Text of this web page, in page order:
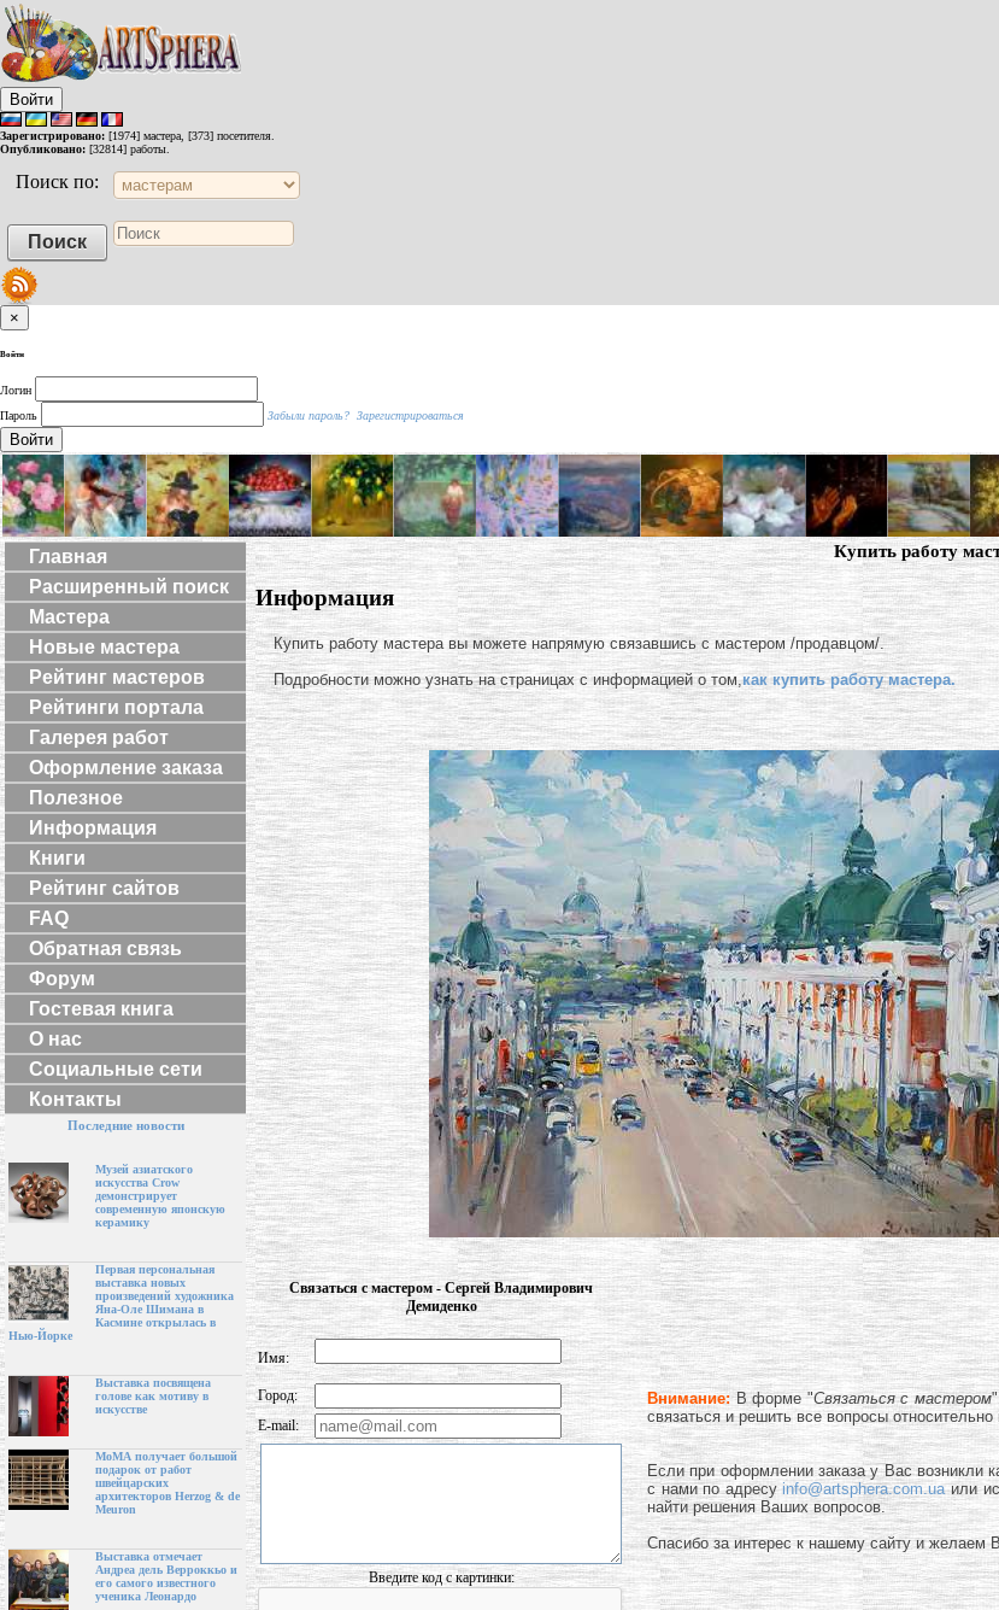
Войти
Зарегистрировано: [1974] мастера, [373] посетителя.
Опубликовано: [32814] работы.
Поиск по:
×
Войти
Логин
Пароль
Забыли пароль? Зарегистрироваться
Войти
Главная
Расширенный поиск
Мастера
Новые мастера
Рейтинг мастеров
Рейтинги портала
Галерея работ
Оформление заказа
Полезное
Информация
Книги
Рейтинг сайтов
FAQ
Обратная связь
Форум
Гостевая книга
О нас
Социальные сети
Контакты
Последние новости
Музей азиатского
искусства Crow
демонстрирует
современную японскую
керамику
Первая персональная
выставка новых
произведений художника
Яна-Оле Шимана в
Касмине открылась в
Нью-Йорке
Выставка посвящена
голове как мотиву в
искусстве
МоМА получает большой
подарок от работ
швейцарских
архитекторов Herzog & de
Meuron
Выставка отмечает
Андреа дель Верроккьо и
его самого известного
ученика Леонардо
Купить работу
Информация
Купить работу мастера вы можете напрямую связавшись с мастером /продавцом/.
Подробности можно узнать на страницах с информацией о том,как купить работу мастера.
Связаться с мастером - Сергей Владимирович
Демиденко
Внимание:В форме "Связаться с мастером
связаться и решить все вопросы
Если при оформлении заказа у Вас возникли
с нами по адресуinfo@artsphera.com.uaили
найти решения Ваших вопросов.
Спасибо за интерес к нашему сайту и желаем
Имя:
Город:
E-mail:
Введите код с картинки: